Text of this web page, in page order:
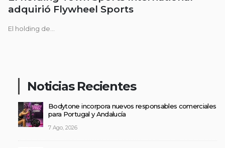
adquirió Flywheel Sports
El holding de...
Noticias Recientes
Bodytone incorpora nuevos responsables comerciales
para Portugal y Andalucía
7 Ago, 2026